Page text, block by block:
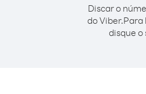
Discar o
do Viber.Para
disque o